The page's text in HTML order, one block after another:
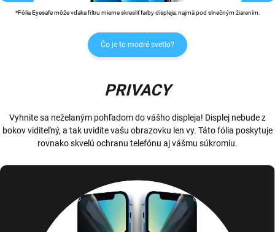
*Fólia Eyesafe môže vďaka filtru mierne skresliť farby displeja, najmä pod slnečným žiarením.
Čo je to modré svetlo?
PRIVACY
Vyhnite sa neželaným pohľadom do vášho displeja! Displej nebude z
bokov viditeľný, a tak uvidíte vašu obrazovku len vy. Táto fólia poskytuje
rovnako skvelú ochranu telefónu aj vášmu súkromiu.